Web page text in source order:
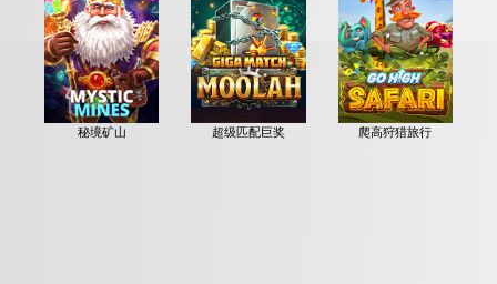
秘境矿山 超级匹配巨奖 爬高狩猎旅行